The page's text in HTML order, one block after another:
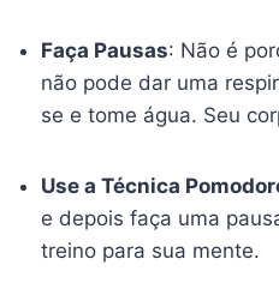
Faça Pausas: Não é
não pode dar uma
se e tome água. Seu
Use a Técnica
e depois faça uma
treino para sua mente.